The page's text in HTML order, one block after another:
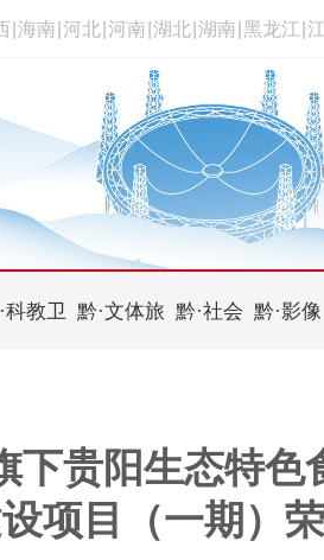
海南 河北 河南 湖北 湖南 黑龙江
科教卫 黔·文体旅 黔·社会 黔·影像
下贵阳生态特色
项目（一期）